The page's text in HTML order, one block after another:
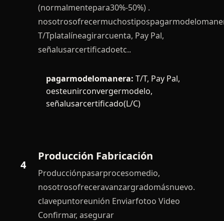
(normalmentepara30%-50%) .
T/Tplatalíneagirarcuenta, Pay Pal,
señalusarcertificadoetc..
pagarmodelomanera: T/T, Pay Pal,
oesteunirconvergermodelo,
señalusarcertificado(L/C)
4
Producción Fabricación
Producciónpasarprocesomedio,
nosotrosofreceravanzargradomásnuevo.
clavepuntoreunión Enviarfotoo Video
Confirmar, asegurar